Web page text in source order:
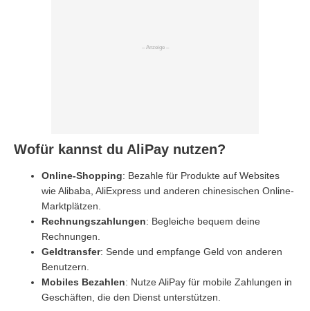
Wofür kannst du AliPay nutzen?
Online-Shopping: Bezahle für Produkte auf Websites
wie Alibaba, AliExpress und anderen chinesischen Online-
Marktplätzen.
Rechnungszahlungen: Begleiche bequem deine
Rechnungen.
Geldtransfer: Sende und empfange Geld von anderen
Benutzern.
Mobiles Bezahlen: Nutze AliPay für mobile Zahlungen in
Geschäften, die den Dienst unterstützen.